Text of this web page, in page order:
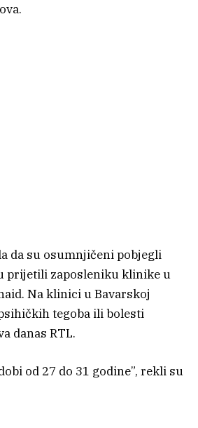
da su osumnjičeni pobjegli
prijetili zaposleniku klinike u
Na klinici u Bavarskoj
tegoba ili bolesti
danas RTL.
od 27 do 31 godine”, rekli su